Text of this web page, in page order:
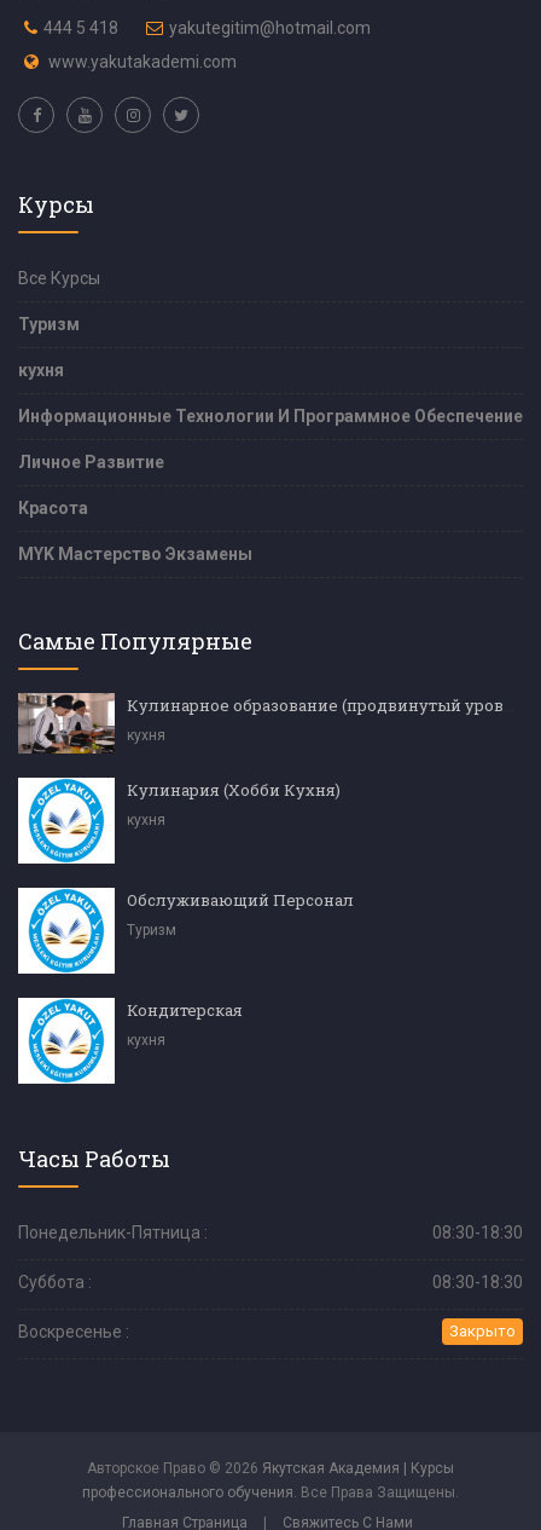
444 5 418
yakutegitim@hotmail.com
www.yakutakademi.com
Курсы
Все Курсы
Туризм
кухня
Информационные Технологии И Программное Обеспечение
Личное Развитие
Красота
MYK Мастерство Экзамены
Самые Популярные
кухня
Кулинария (Хобби Кухня)
кухня
Обслуживающий Персонал
Туризм
Кондитерская
кухня
Часы Работы
Понедельник-Пятница : 08:30-18:30
Суббота : 08:30-18:30
Воскресенье : Закрыто
Авторское Право © 2026 Якутская Академия | Курсы
профессионального обучения. Все Права Защищены.
Главная Страница
| Свяжитесь С Нами